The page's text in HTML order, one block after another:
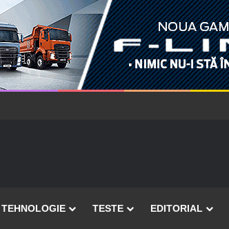
TEHNOLOGIE TESTE EDITORIAL